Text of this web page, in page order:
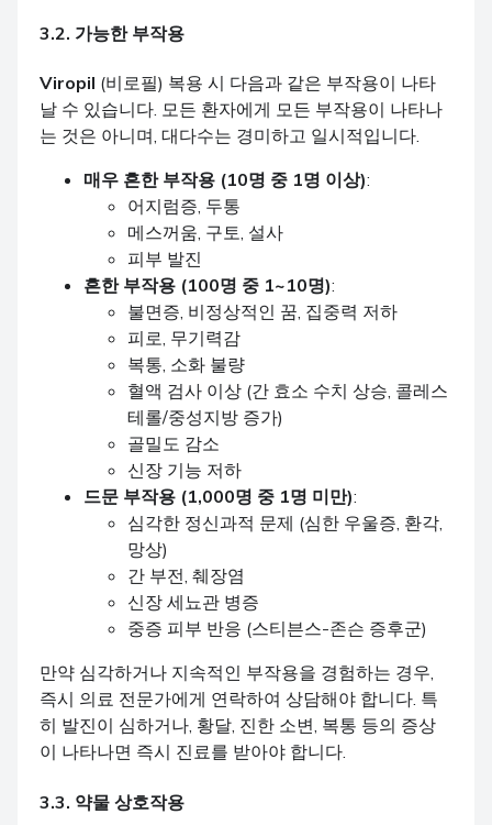
3.2. 가능한 부작용
Viropil (비로필) 복용 시 다음과 같은 부작용이 나타
날 수 있습니다. 모든 환자에게 모든 부작용이 나타나
는 것은 아니며, 대다수는 경미하고 일시적입니다.
매우 흔한 부작용 (10명 중 1명 이상):
어지럼증, 두통
메스꺼움, 구토, 설사
피부 발진
흔한 부작용 (100명 중 1~10명):
불면증, 비정상적인 꿈, 집중력 저하
피로, 무기력감
복통, 소화 불량
혈액 검사 이상 (간 효소 수치 상승, 콜레스
테롤/중성지방 증가)
골밀도 감소
신장 기능 저하
드문 부작용 (1,000명 중 1명 미만):
심각한 정신과적 문제 (심한 우울증, 환각,
망상)
간 부전, 췌장염
신장 세뇨관 병증
중증 피부 반응 (스티븐스-존슨 증후군)
만약 심각하거나 지속적인 부작용을 경험하는 경우,
즉시 의료 전문가에게 연락하여 상담해야 합니다. 특
히 발진이 심하거나, 황달, 진한 소변, 복통 등의 증상
이 나타나면 즉시 진료를 받아야 합니다.
3.3. 약물 상호작용